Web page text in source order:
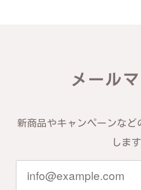
にご満足いただけた
信頼いただけたこと
ともお客様にご満足
がけて参りますので
き続きどうぞよろし
す。
メール
新商品やキャンペーンなど
します